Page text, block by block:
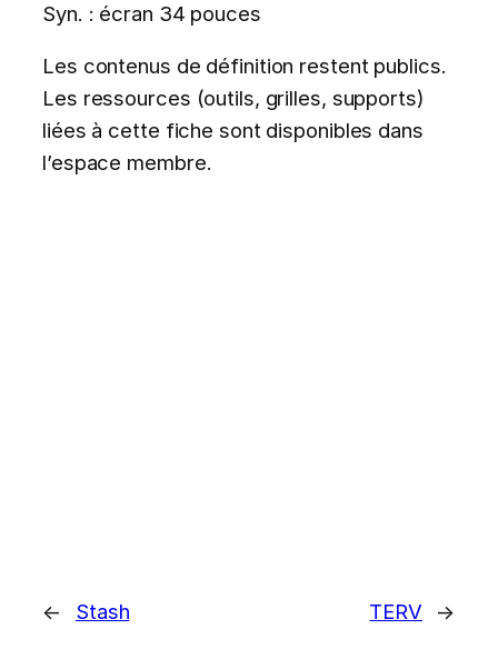
Syn. : écran 34 pouces
Les contenus de définition restent publics.
Les ressources (outils, grilles, supports)
liées à cette fiche sont disponibles dans
l’espace membre.
← Stash TERV →